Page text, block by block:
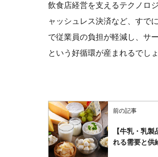
飲食店経営を支えるテクノロ
ャッシュレス決済など、すで
で従業員の負担が軽減し、サ
という好循環が産まれるでしょ
前の記事
【牛乳・乳
れる需要と供